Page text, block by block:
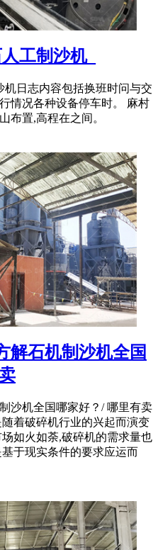
工制沙机_
机日志内容包括换班时问与交
情况各种设备停车时。 麻村
布置,高程在之间。
解石机制沙机全国
沙机全国哪家好？/ 哪里有卖
着破碎机行业的兴起而演变
如火如荼,破碎机的需求量也
于现实条件的要求应运而